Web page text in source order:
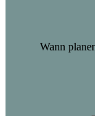
Wann